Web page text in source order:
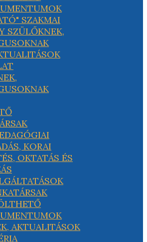
SZAKMAI
SZÜLŐKNEK,
KORAI
OKTATÁS ÉS
AKTUALITÁSOK